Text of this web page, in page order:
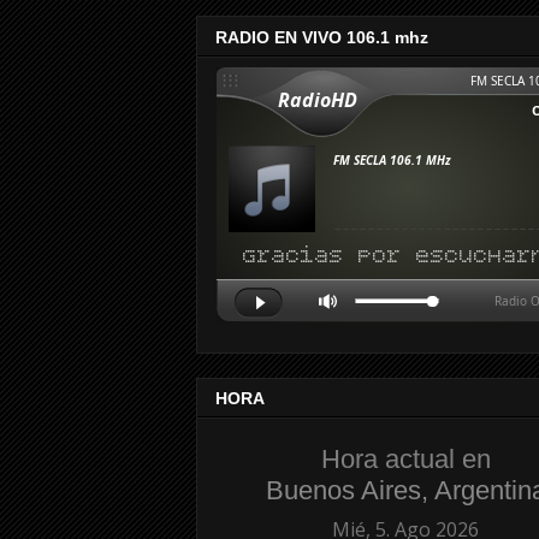
RADIO EN VIVO 106.1 mhz
HORA
Hora actual en
Buenos Aires,